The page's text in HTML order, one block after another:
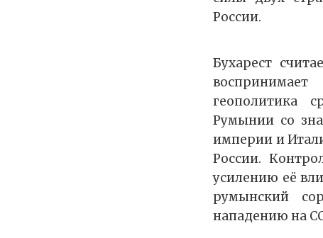
России.
Бухарест
геополитика
Румынии со
империи и
России.
усилению её
румынский
нападению на